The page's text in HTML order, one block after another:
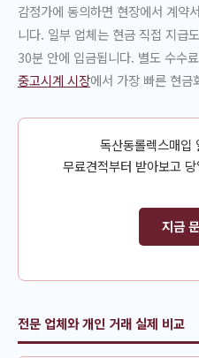
감정가에 동의하면 현장에서 계약
니다. 일부 업체는 현금 직접 지급
30분 안에 입금됩니다. 별도 수수
중고시계 시장에서 가장 빠른 현금
독산동롤렉스매입
무료견적부터 받아보고
지금
전문 업체와 개인 거래 실제 비교